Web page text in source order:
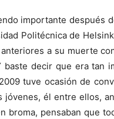
importante después
Politécnica de
a su muerte
baste decir que era tan
tuve ocasión de
jóvenes, él entre ellos,
broma, pensaban que